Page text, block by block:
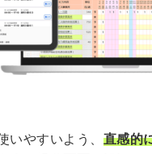
いやすいよう、 直感的